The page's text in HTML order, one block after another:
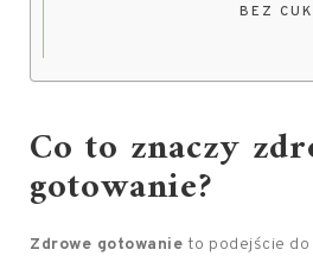
BEZ
Co to znaczy
gotowanie?
Zdrowe gotowanie to podejście